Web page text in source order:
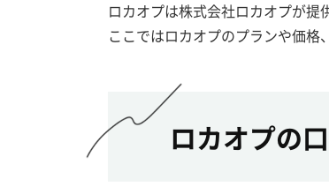
ロカオプは株式会社ロカオプが提
ここではロカオプのプランや価格
ロカオプの